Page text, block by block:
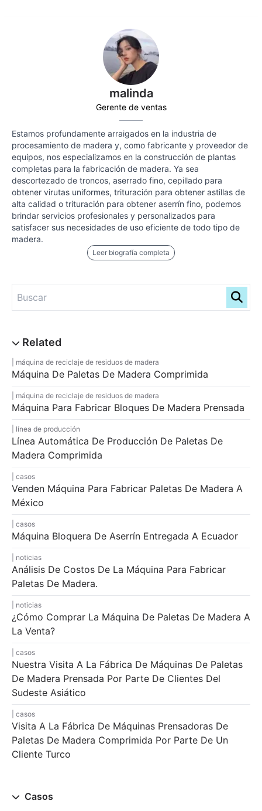
malinda
Gerente de ventas
Estamos profundamente arraigados en la industria de
procesamiento de madera y, como fabricante y proveedor de
equipos, nos especializamos en la construcción de plantas
completas para la fabricación de madera. Ya sea
descortezado de troncos, aserrado fino, cepillado para
obtener virutas uniformes, trituración para obtener astillas de
alta calidad o trituración para obtener aserrín fino, podemos
brindar servicios profesionales y personalizados para
satisfacer sus necesidades de uso eficiente de todo tipo de
madera.
Leer biografía completa
máquina de reciclaje de residuos de madera
Máquina De Paletas De Madera Comprimida
máquina de reciclaje de residuos de madera
Máquina Para Fabricar Bloques De Madera Prensada
línea de producción
Línea Automática De Producción De Paletas De
Madera Comprimida
casos
Venden Máquina Para Fabricar Paletas De Madera A
México
casos
Máquina Bloquera De Aserrín Entregada A Ecuador
noticias
Análisis De Costos De La Máquina Para Fabricar
Paletas De Madera.
noticias
¿Cómo Comprar La Máquina De Paletas De Madera A
La Venta?
casos
Nuestra Visita A La Fábrica De Máquinas De Paletas
De Madera Prensada Por Parte De Clientes Del
Sudeste Asiático
casos
Visita A La Fábrica De Máquinas Prensadoras De
Paletas De Madera Comprimida Por Parte De Un
Cliente Turco
Casos